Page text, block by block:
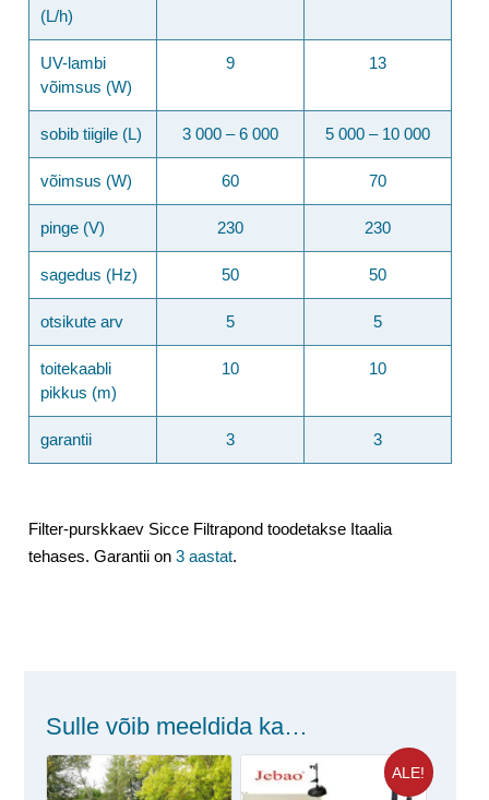
(L/h)
UV-lambi
võimsus (W)
9 13
sobib tiigile (L) 3 000 – 6 000 5 000 – 10 000
võimsus (W) 60 70
pinge (V) 230 230
sagedus (Hz) 50 50
otsikute arv 5 5
toitekaabli
pikkus (m)
10 10
garantii 3 3
Filter-purskkaev Sicce Filtrapond toodetakse Itaalia
tehases. Garantii on 3 aastat.
Sulle võib meeldida ka…
ALE!